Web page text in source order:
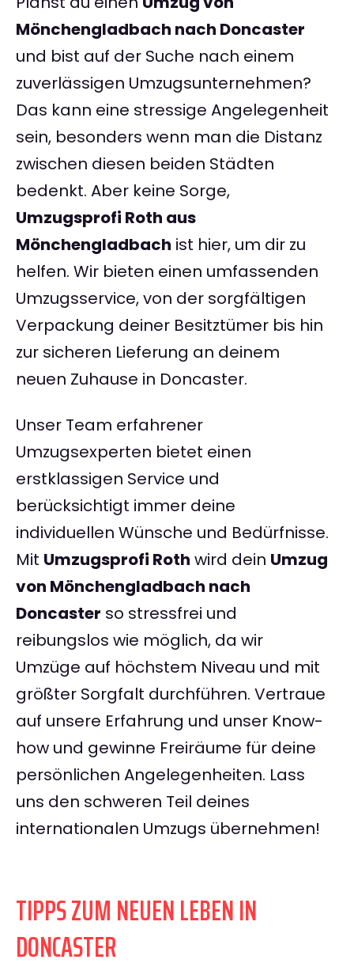
Mönchengladbach nach Doncaster
und bist auf der Suche nach einem
zuverlässigen Umzugsunternehmen?
Das kann eine stressige Angelegenheit
sein, besonders wenn man die Distanz
zwischen diesen beiden Städten
bedenkt. Aber keine Sorge,
Umzugsprofi Roth aus
Mönchengladbach ist hier, um dir zu
helfen. Wir bieten einen umfassenden
Umzugsservice, von der sorgfältigen
Verpackung deiner Besitztümer bis hin
zur sicheren Lieferung an deinem
neuen Zuhause in Doncaster.
Unser Team erfahrener
Umzugsexperten bietet einen
erstklassigen Service und
berücksichtigt immer deine
individuellen Wünsche und Bedürfnisse.
Mit Umzugsprofi Roth wird dein Umzug
von Mönchengladbach nach
Doncaster so stressfrei und
reibungslos wie möglich, da wir
Umzüge auf höchstem Niveau und mit
größter Sorgfalt durchführen. Vertraue
auf unsere Erfahrung und unser Know-
how und gewinne Freiräume für deine
persönlichen Angelegenheiten. Lass
uns den schweren Teil deines
internationalen Umzugs übernehmen!
TIPPS ZUM NEUEN LEBEN IN
DONCASTER